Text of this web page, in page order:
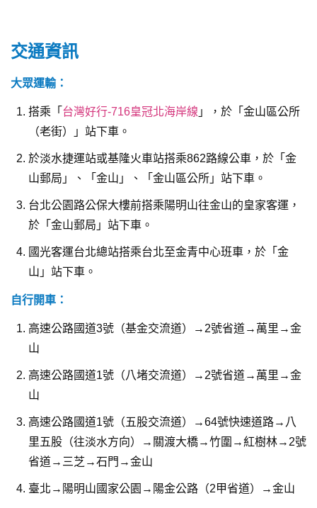
交通資訊
大眾運輸：
搭乘「 台灣好行-716皇冠北海岸線 」，於「金山區公所
（老街）」站下車。
於淡水捷運站或基隆火車站搭乘862路線公車，於「金
山郵局」、「金山」、「金山區公所」站下車。
台北公園路公保大樓前搭乘陽明山往金山的皇家客運，
於「金山郵局」站下車。
國光客運台北總站搭乘台北至金青中心班車，於「金
山」站下車。
自行開車：
高速公路國道3號（基金交流道）→2號省道→萬里→金
山
高速公路國道1號（八堵交流道）→2號省道→萬里→金
山
高速公路國道1號（五股交流道）→64號快速道路→八
里五股（往淡水方向）→關渡大橋→竹圍→紅樹林→2號
省道→三芝→石門→金山
臺北→陽明山國家公園→陽金公路（2甲省道）→金山